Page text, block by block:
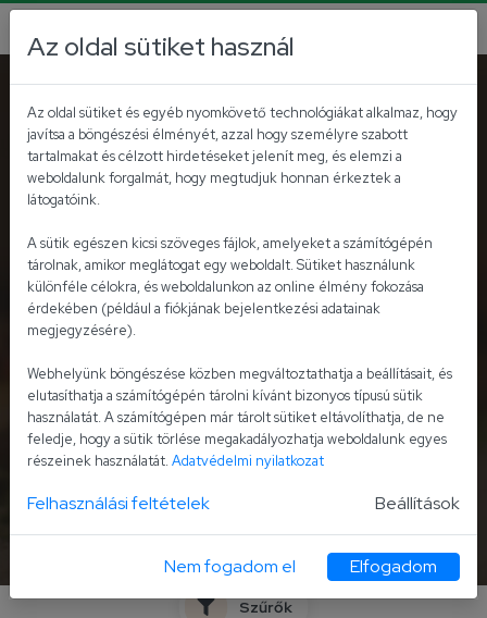
Ketchup
Torma
Magyar ízek,
Hungarikumok
Öntetek - szószok
Gasztronómiai
Bébiétel Lekvárok
termékek
Szűrők
Az oldal sütiket használ
Az oldal sütiket és egyéb nyomkövető technológiákat alkalmaz, hogy
javítsa a böngészési élményét, azzal hogy személyre szabott
tartalmakat és célzott hirdetéseket jelenít meg, és elemzi a
weboldalunk forgalmát, hogy megtudjuk honnan érkeztek a
látogatóink.
A sütik egészen kicsi szöveges fájlok, amelyeket a számítógépén
tárolnak, amikor meglátogat egy weboldalt. Sütiket használunk
különféle célokra, és weboldalunkon az online élmény fokozása
érdekében (például a fiókjának bejelentkezési adatainak
megjegyzésére).
Webhelyünk böngészése közben megváltoztathatja a beállításait, és
elutasíthatja a számítógépén tárolni kívánt bizonyos típusú sütik
használatát. A számítógépen már tárolt sütiket eltávolíthatja, de ne
feledje, hogy a sütik törlése megakadályozhatja weboldalunk egyes
részeinek használatát. Adatvédelmi nyilatkozat
Felhasználási feltételek Beállítások
Nem fogadom el Elfogadom